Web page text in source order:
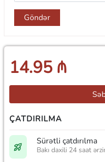
Göndər
14.95 ₼
ÇATDIRILMA
Sürətli çatdırılma
Bakı daxili 24 saat